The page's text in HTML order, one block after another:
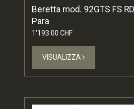
Beretta mod. 92GTS FS
Para
1'193.00 CHF
VISUALIZZA